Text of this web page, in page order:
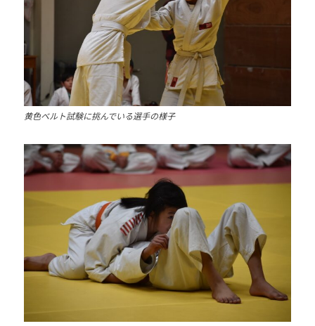
黄色ベルト試験に挑んでいる選手の様子